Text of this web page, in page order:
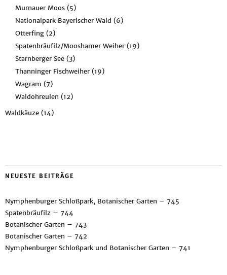
Murnauer Moos (5)
Nationalpark Bayerischer Wald (6)
Otterfing (2)
Spatenbräufilz/Mooshamer Weiher (19)
Starnberger See (3)
Thanninger Fischweiher (19)
Wagram (7)
Waldohreulen (12)
Waldkäuze (14)
NEUESTE BEITRÄGE
Nymphenburger Schloßpark, Botanischer Garten – 745
Spatenbräufilz – 744
Botanischer Garten – 743
Botanischer Garten – 742
Nymphenburger Schloßpark und Botanischer Garten – 741